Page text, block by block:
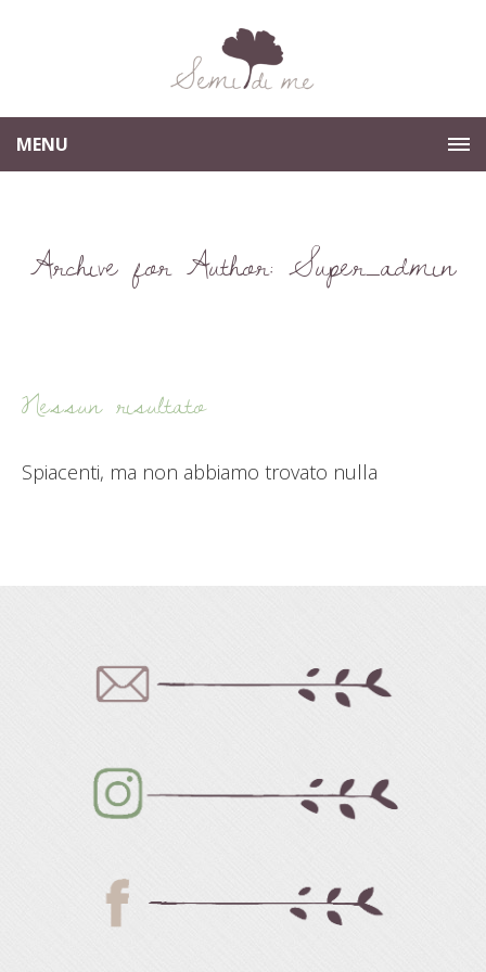
MENU
Archive for Author: Super_admin
Nessun risultato
Spiacenti, ma non abbiamo trovato nulla